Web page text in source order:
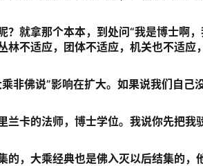
？就拿那个本本，到处问“我是博士啊
林不适应，团体不适应，机关也不适应
非佛说”影响在扩大。如果说我们自己
兰卡的法师，博士学位。我说你先把我
的，大乘经典也是佛入灭以后结集的